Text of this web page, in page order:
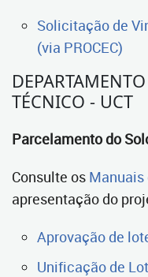
Solicitação de
(via PROCEC)
TÉCNICO - UCT
Parcelamento do
Consulte os Manuais
apresentação do
Aprovação de
Unificação de